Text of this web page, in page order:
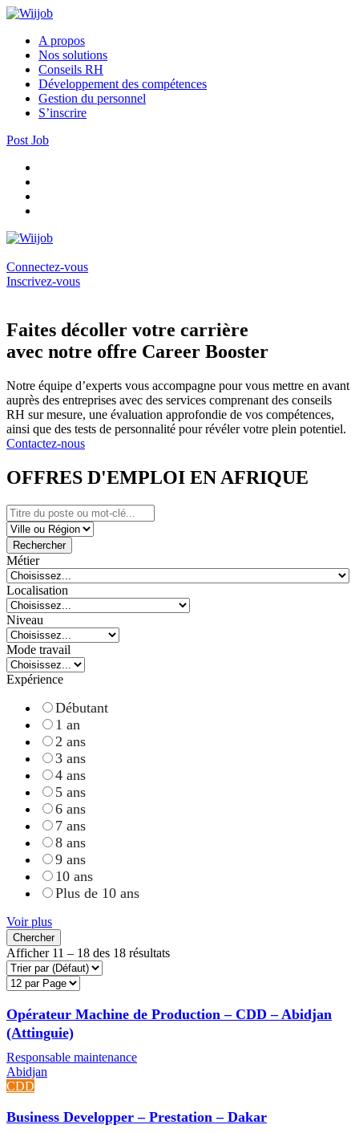
A propos
Nos solutions
Conseils RH
Développement des compétences
Gestion du personnel
S’inscrire
Post Job
Connectez-vous
Inscrivez-vous
Faites décoller votre carrière
avec notre offre Career Booster
Notre équipe d’experts vous accompagne pour vous mettre en avant
auprès des entreprises avec des services comprenant des conseils
RH sur mesure, une évaluation approfondie de vos compétences,
ainsi que des tests de personnalité pour révéler votre plein potentiel.
Contactez-nous
OFFRES D'EMPLOI EN AFRIQUE
Rechercher
Métier
Localisation
Niveau
Mode travail
Expérience
Débutant
1 an
2 ans
3 ans
4 ans
5 ans
6 ans
7 ans
8 ans
9 ans
10 ans
Plus de 10 ans
Voir plus
Chercher
Afficher 11 – 18 des 18 résultats
Opérateur Machine de Production – CDD – Abidjan
(Attinguie)
Responsable maintenance
Abidjan
CDD
Business Developper – Prestation – Dakar